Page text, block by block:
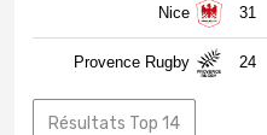
Nice 31
Provence Rugby 24
Résultats Top 14